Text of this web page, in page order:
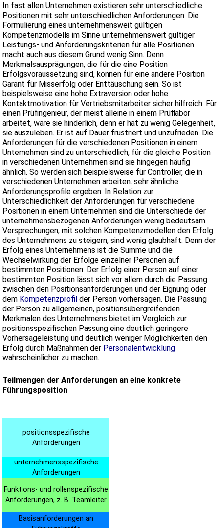
In fast allen Unternehmen existieren sehr unterschiedliche
Positionen mit sehr unterschiedlichen Anforderungen. Die
Formulierung eines unternehmensweit gültigen
Kompetenzmodells im Sinne unternehmensweit gültiger
Leistungs- und Anforderungskriterien für alle Positionen
macht auch aus diesem Grund wenig Sinn. Denn
Merkmalsausprägungen, die für die eine Position
Erfolgsvoraussetzung sind, können für eine andere Position
Garant für Misserfolg oder Enttäuschung sein. So ist
beispielsweise eine hohe Extraversion oder hohe
Kontaktmotivation für Vertriebsmitarbeiter sicher hilfreich. Für
einen Prüfingenieur, der meist alleine in einem Prüflabor
arbeitet, wäre sie hinderlich, denn er hat zu wenig Gelegenheit,
sie auszuleben. Er ist auf Dauer frustriert und unzufrieden. Die
Anforderungen für die verschiedenen Positionen in einem
Unternehmen sind zu unterschiedlich, für die gleiche Position
in verschiedenen Unternehmen sind sie hingegen häufig
ähnlich. So werden sich beispielsweise für Controller, die in
verschiedenen Unternehmen arbeiten, sehr ähnliche
Anforderungsprofile ergeben. In Relation zur
Unterschiedlichkeit der Anforderungen für verschiedene
Positionen in einem Unternehmen sind die Unterschiede der
unternehmensbezogenen Anforderungen wenig bedeutsam.
Versprechungen, mit solchen Kompetenzmodellen den Erfolg
des Unternehmens zu steigern, sind wenig glaubhaft. Denn der
Erfolg eines Unternehmens ist die Summe und die
Wechselwirkung der Erfolge einzelner Personen auf
bestimmten Positionen. Der Erfolg einer Person auf einer
bestimmten Position lässt sich vor allem durch die Passung
zwischen den Positionsanforderungen und der Eignung oder
dem Kompetenzprofil der Person vorhersagen. Die Passung
der Person zu allgemeinen, positionsübergreifenden
Merkmalen des Unternehmens bietet im Vergleich zur
positionsspezifischen Passung eine deutlich geringere
Vorhersageleistung und deutlich weniger Möglichkeiten den
Erfolg durch Maßnahmen der Personalentwicklung
wahrscheinlicher zu machen.
Teilmengen der Anforderungen an eine konkrete
Führungsposition
positionsspezifische
Anforderungen
unternehmensspezifische
Anforderungen
Funktions- und rollenspezifische
Anforderungen, z. B. Teamleiter
Basisanforderungen an